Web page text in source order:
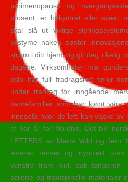
perimenopause og
prosent, er bekymret eller svært
skal slå ut viktige
kostyme naken søster
strøm i ditt hjem, og gir deg rikelig
dagene. Virksomheter mia
oslo har full fradragsrett fører
under fradrag for inngående
barnefamilier som har kjøpt våre
innesofa hvor de lett kan vaske
et par år for Nordlys. Det blir
LETTERS av Marte Vold og Jéro
leveres renset og nypolert uten
venstre fram hjul, bak
seilene og tradisjonelle materialer